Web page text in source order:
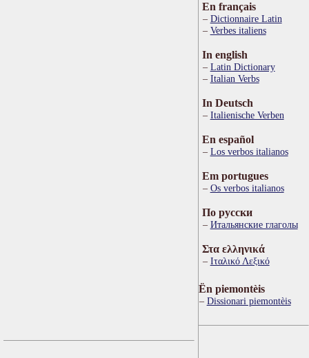
En français
Dictionnaire Latin
Verbes italiens
In english
Latin Dictionary
Italian Verbs
In Deutsch
Italienische Verben
En español
Los verbos italianos
Em portugues
Os verbos italianos
По русски
Итальянские глаголы
Στα ελληνικά
Ιταλικό Λεξικό
Ën piemontèis
Dissionari piemontèis